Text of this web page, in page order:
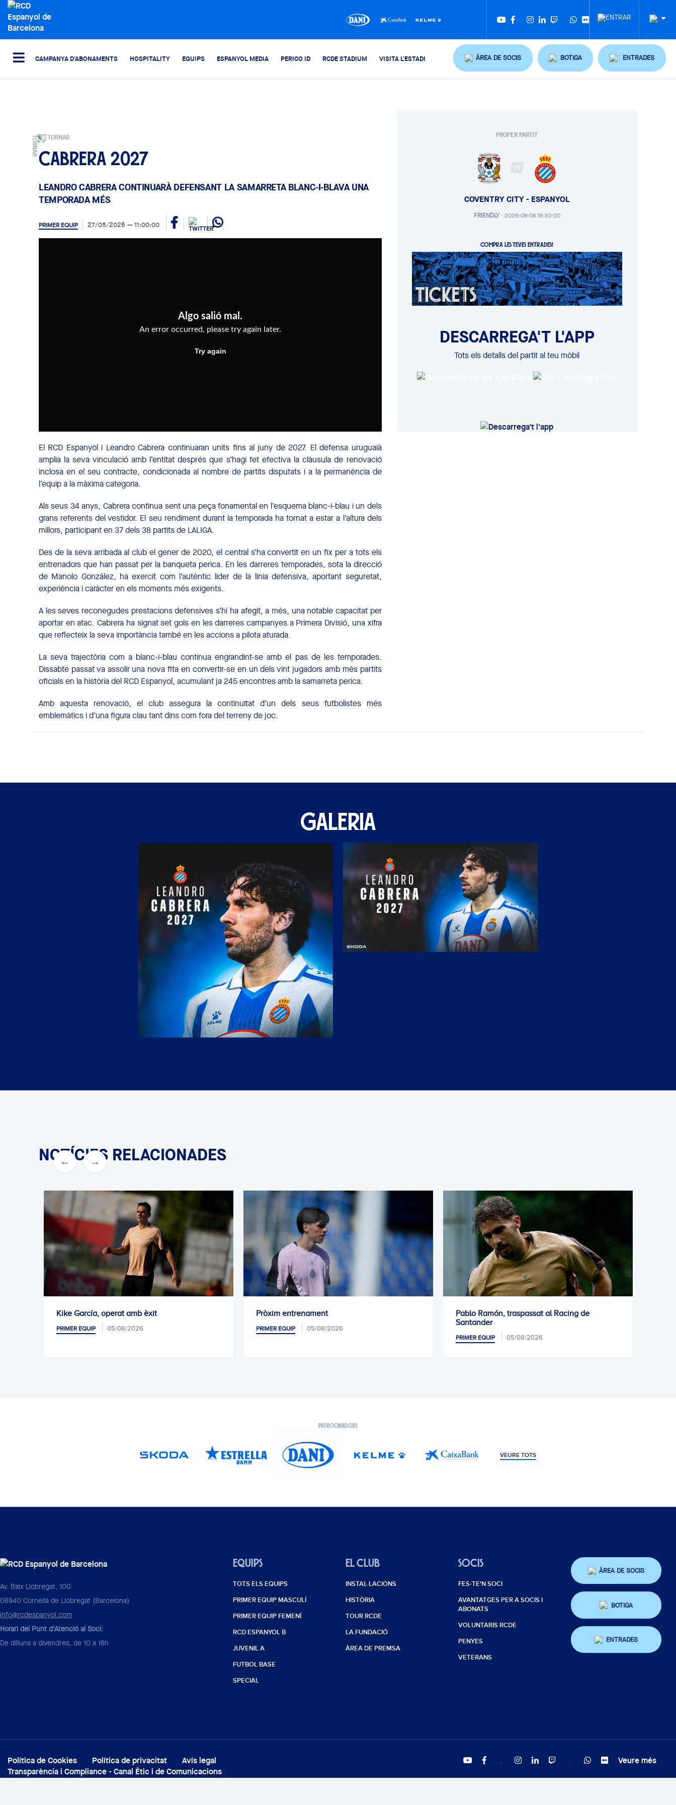
CAMPANYA D'ABONAMENTS HOSPITALITY EQUIPS ESPANYOL MEDIA PERICO ID RCDE STADIUM VISITA L'ESTADI ÀREA DE SOCIS BOTIGA ENTRADES
TORNAR
Cabrera 2027
LEANDRO CABRERA CONTINUARÀ DEFENSANT LA SAMARRETA BLANC-I-BLAVA UNA
TEMPORADA MÉS
PRIMER EQUIP 27/05/2026 11:00:00
El RCD Espanyol i Leandro Cabrera continuaran units fins al juny de 2027. El defensa uruguaià
amplia la seva vinculació amb l’entitat després que s’hagi fet efectiva la clàusula de renovació
inclosa en el seu contracte, condicionada al nombre de partits disputats i a la permanència de
l’equip a la màxima categoria.
Als seus 34 anys, Cabrera continua sent una peça fonamental en l’esquema blanc-i-blau i un dels
grans referents del vestidor. El seu rendiment durant la temporada ha tornat a estar a l’altura dels
millors, participant en 37 dels 38 partits de LALIGA.
Des de la seva arribada al club el gener de 2020, el central s’ha convertit en un fix per a tots els
entrenadors que han passat per la banqueta perica. En les darreres temporades, sota la direcció
de Manolo González, ha exercit com l’autèntic líder de la línia defensiva, aportant seguretat,
experiència i caràcter en els moments més exigents.
A les seves reconegudes prestacions defensives s’hi ha afegit, a més, una notable capacitat per
aportar en atac. Cabrera ha signat set gols en les darreres campanyes a Primera Divisió, una xifra
que reflecteix la seva importància també en les accions a pilota aturada.
La seva trajectòria com a blanc-i-blau continua engrandint-se amb el pas de les temporades.
Dissabte passat va assolir una nova fita en convertir-se en un dels vint jugadors amb més partits
oficials en la història del RCD Espanyol, acumulant ja 245 encontres amb la samarreta perica.
Amb aquesta renovació, el club assegura la continuïtat d’un dels seus futbolistes més
emblemàtics i d’una figura clau tant dins com fora del terreny de joc.
PROPER PARTIT
VS
COVENTRY CITY - ESPANYOL
FRIENDLY· 2026-08-08 18:30:00
COMPRA LES TEVES ENTRADES!
DESCARREGA'T L'APP
Tots els detalls del partit al teu mòbil
GALERIA
NOTÍCIES RELACIONADES
operat amb èxit
05/08/2026 05/08/2026
Pablo Ramón, traspassat al Racing de
05/08/2026
Informació mèdica: Kike
PATROCINADORS
VEURE TOTS
Av. Baix Llobregat, 100
08940 Cornellà de Llobregat (Barcelona)
info@rcdespanyol.com
Horari del Punt d'Atenció al Soci:
De dilluns a divendres, de 10 a 18h
EQUIPS
TOTS ELS EQUIPS
PRIMER EQUIP MASCULÍ
PRIMER EQUIP FEMENÍ
RCD ESPANYOL B
JUVENIL A
FUTBOL BASE
SPECIAL
EL CLUB
INSTAL·LACIONS
HISTÒRIA
TOUR RCDE
LA FUNDACIÓ
ÀREA DE PREMSA
SOCIS
FES-TE'N SOCI
AVANTATGES PER A SOCIS I
ABONATS
VOLUNTARIS RCDE
PENYES
VETERANS
ÀREA DE SOCIS
BOTIGA
ENTRADES
Política de Cookies Política de privacitat
Avís legal
Transparència i Compliance - Canal Ètic i de Comunicacions
Veure més